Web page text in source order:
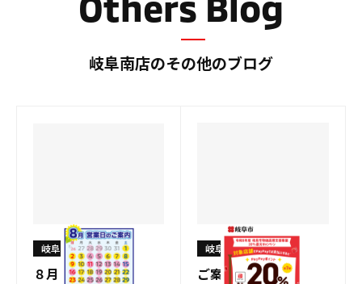
岐阜南店のその他のブログ
８月
岐阜南店
ご案内
岐阜南店